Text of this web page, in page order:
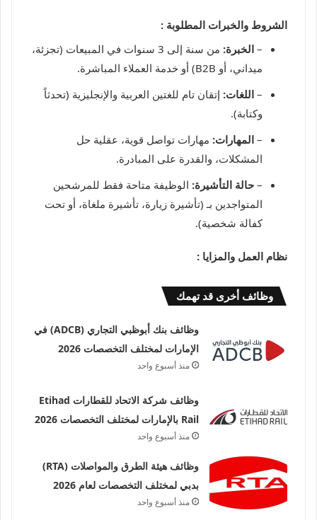
الشروط والخبرات المطلوبة :
– الخبرة:
من سنة إلى 3 سنوات في المبيعات (تجزئة،
ميداني، أو B2B) أو خدمة العملاء المباشرة.
– اللغات: إتقان تام للغتين العربية والإنجليزية (تحدثاً
وكتابة).
– المهارات: مهارات تواصل قوية، عقلية حل
المشكلات، والقدرة على المبادرة.
– حالة التأشيرة: الوظيفة متاحة فقط للمرشحين
المتواجدين بـ (تأشيرة زيارة، تأشيرة ملغاة، أو تحت
كفالة شخصية).
نظام العمل والمزايا :
وظائف أخرى قد تهمك
وظائف بنك أبوظبي التجاري (ADCB) في
الإمارات لمختلف التخصصات 2026
منذ أسبوع واحد
وظائف شركة الاتحاد للقطارات Etihad
Rail بالإمارات لمختلف التخصصات 2026
منذ أسبوع واحد
وظائف هيئة الطرق والمواصلات (RTA)
بدبي لمختلف التخصصات لعام 2026
منذ أسبوع واحد